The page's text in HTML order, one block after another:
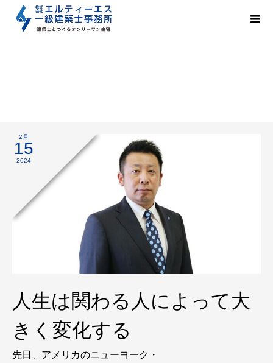
人生は関わる人によって大きく変化する
2月
15
2024
人生は関わる人によって大
きく変化する
先日、アメリカのニューヨーク・